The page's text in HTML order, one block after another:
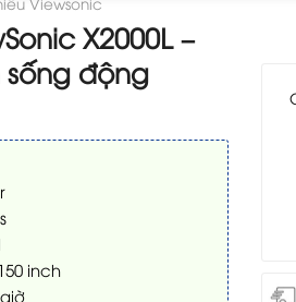
X2000L –
sống động
inch